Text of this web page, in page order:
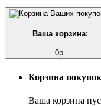
Ваша корзина:
0р.
Корзина покупок
Ваша корзина